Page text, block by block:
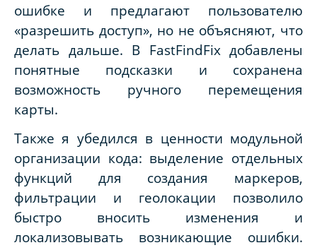
ошибке и предлагают пользователю
«разрешить доступ», но не объясняют, что
делать дальше. В FastFindFix добавлены
понятные подсказки и сохранена
возможность ручного перемещения
карты.
Также я убедился в ценности модульной
организации кода: выделение отдельных
функций для создания маркеров,
фильтрации и геолокации позволило
быстро вносить изменения и
локализовывать возникающие ошибки.